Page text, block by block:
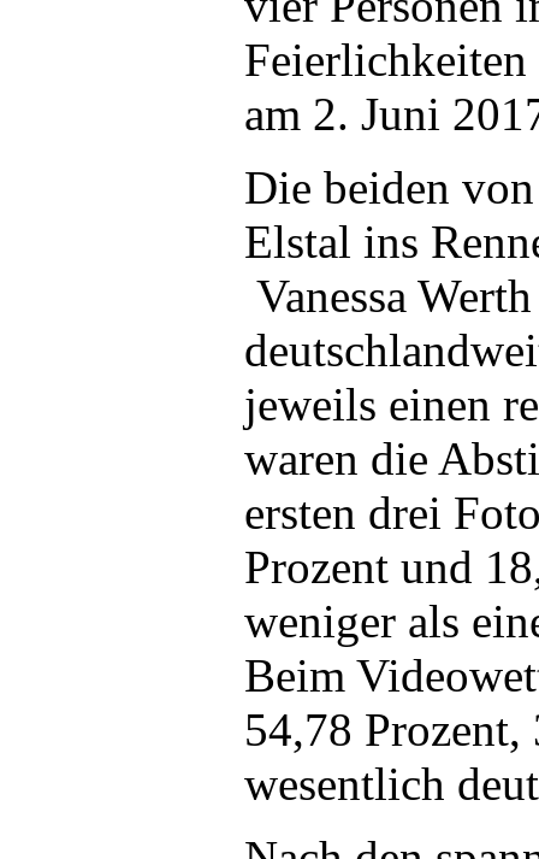
Feierlichkeiten
am 2. Juni
Die beiden
Elstal ins
Vanessa
jeweils einen
waren die
ersten drei
Prozent und
weniger als
Beim
54,78 Prozent,
wesentlich